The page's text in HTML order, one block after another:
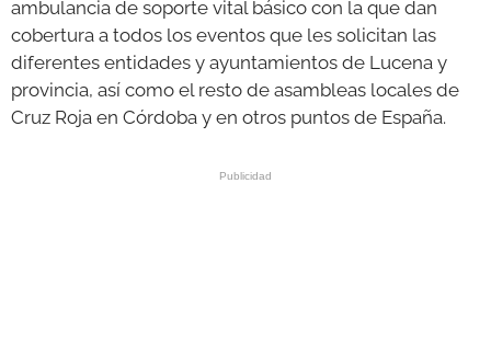
ambulancia de soporte vital básico con la que dan
cobertura a todos los eventos que les solicitan las
diferentes entidades y ayuntamientos de Lucena y
provincia, así como el resto de asambleas locales de
Cruz Roja en Córdoba y en otros puntos de España.